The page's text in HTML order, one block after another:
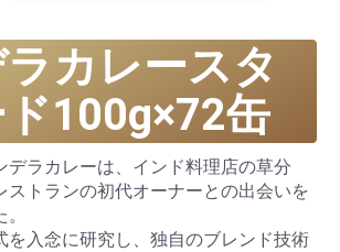
カレースタ
100g×72缶
デラカレーは、インド料理店の草分
ストランの初代オーナーとの出会いを
を入念に研究し、独自のブレンド技術